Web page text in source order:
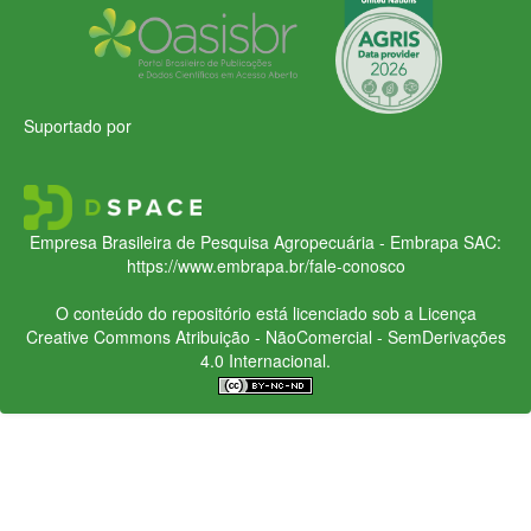
Suportado por
Empresa Brasileira de Pesquisa Agropecuária - Embrapa SAC:
https://www.embrapa.br/fale-conosco
O conteúdo do repositório está licenciado sob a Licença
Creative CommonsAtribuição - NãoComercial - SemDerivações
4.0 Internacional.